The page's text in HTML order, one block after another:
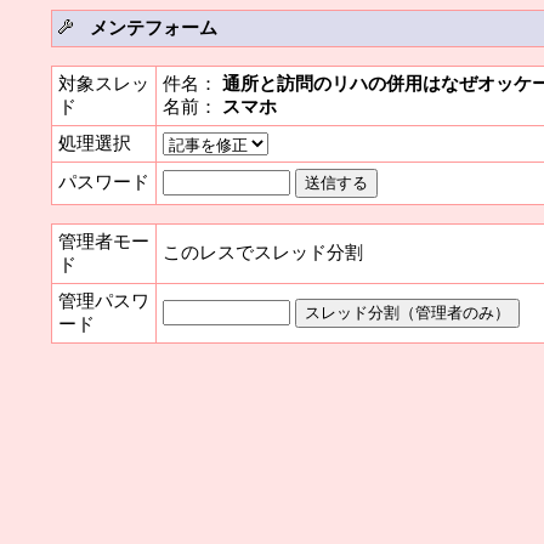
メンテフォーム
対象スレッ
ド
件名： 通所と訪問のリハの併用はなぜオッケ
名前：
スマホ
処理選択
パスワード
管理者モー
ド
このレスでスレッド分割
管理パスワ
ード